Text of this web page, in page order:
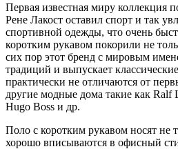
Первая известная миру коллекция
Рене Лакост оставил спорт и так
спортивной одежды, что очень
коротким рукавом покорили не
сих пор этот бренд с мировым
традиций и выпускает
практически не отличаются от
другие модные дома такие как Ralf
Hugo Boss и др.
Поло с коротким рукавом носят не
хорошо вписываются в офисный